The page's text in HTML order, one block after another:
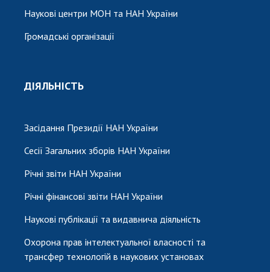
Наукові центри МОН та НАН України
Громадські організації
ДІЯЛЬНІСТЬ
Засідання Президії НАН України
Сесії Загальних зборів НАН України
Річні звіти НАН України
Річні фінансові звіти НАН України
Наукові публікації та видавнича діяльність
Охорона прав інтелектуальної власності та
трансфер технологій в наукових установах